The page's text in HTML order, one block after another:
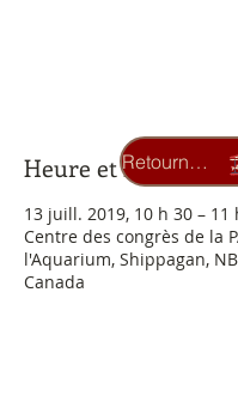
Heure et lieu
13 juill. 2019, 10 h 30 – 11
Centre des congrès de la
l'Aquarium, Shippagan, NB
Canada
Retourner au carrousel